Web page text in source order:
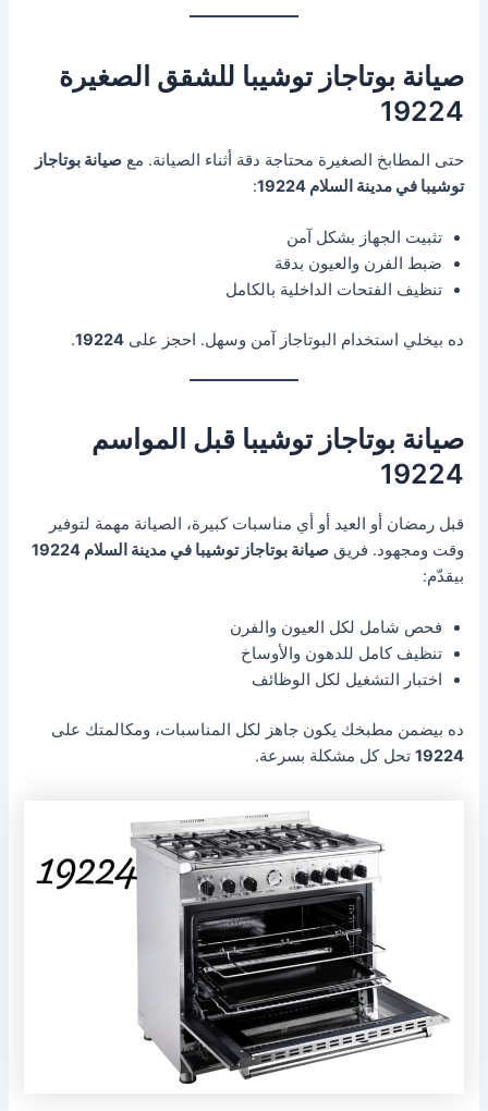
صيانة بوتاجاز توشيبا للشقق الصغيرة
19224
حتى المطابخ الصغيرة محتاجة دقة أثناء الصيانة. معصيانة بوتاجاز
توشيبا في مدينة السلام 19224
:
تثبيت الجهاز بشكل آمن
ضبط الفرن والعيون بدقة
تنظيف الفتحات الداخلية بالكامل
ده بيخلي استخدام البوتاجاز آمن وسهل. احجز على19224
.
صيانة بوتاجاز توشيبا قبل المواسم
19224
قبل رمضان أو العيد أو أي مناسبات كبيرة، الصيانة مهمة لتوفير
وقت ومجهود. فريقصيانة بوتاجاز توشيبا في مدينة السلام 19224
بيقدّم:
فحص شامل لكل العيون والفرن
تنظيف كامل للدهون والأوساخ
اختبار التشغيل لكل الوظائف
ده بيضمن مطبخك يكون جاهز لكل المناسبات، ومكالمتك على
19224 تحل كل مشكلة بسرعة.